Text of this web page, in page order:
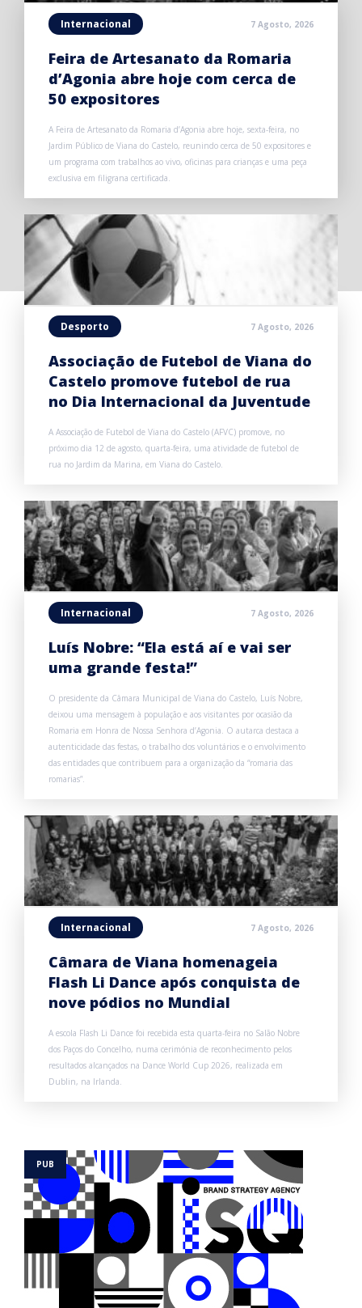
Internacional 7 Agosto, 2026
Feira de Artesanato da Romaria
d’Agonia abre hoje com cerca de
50 expositores
A Feira de Artesanato da Romaria d’Agonia abre hoje, sexta-feira, no
Jardim Público de Viana do Castelo, reunindo cerca de 50 expositores e
um programa com trabalhos ao vivo, oficinas para crianças e uma peça
exclusiva em filigrana certificada.
Desporto 7 Agosto, 2026
Associação de Futebol de Viana do
Castelo promove futebol de rua
no Dia Internacional da Juventude
A Associação de Futebol de Viana do Castelo (AFVC) promove, no
próximo dia 12 de agosto, quarta-feira, uma atividade de futebol de
rua no Jardim da Marina, em Viana do Castelo.
Internacional 7 Agosto, 2026
Luís Nobre: “Ela está aí e vai ser
uma grande festa!”
O presidente da Câmara Municipal de Viana do Castelo, Luís Nobre,
deixou uma mensagem à população e aos visitantes por ocasião da
Romaria em Honra de Nossa Senhora d’Agonia. O autarca destaca a
autenticidade das festas, o trabalho dos voluntários e o envolvimento
das entidades que contribuem para a organização da “romaria das
romarias”.
Internacional 7 Agosto, 2026
Câmara de Viana homenageia
Flash Li Dance após conquista de
nove pódios no Mundial
A escola Flash Li Dance foi recebida esta quarta-feira no Salão Nobre
dos Paços do Concelho, numa cerimónia de reconhecimento pelos
resultados alcançados na Dance World Cup 2026, realizada em
Dublin, na Irlanda.